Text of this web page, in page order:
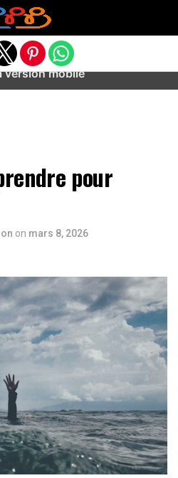
modifier '/' in
aideanxietestress.fr/
includes/class-bots.php
pour
on mars 8, 2026
version mobile